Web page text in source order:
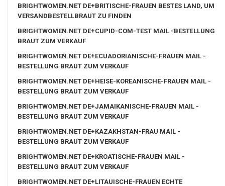
BRIGHTWOMEN.NET DE+BRITISCHE-FRAUEN BESTES LAND, UM
VERSANDBESTELLBRAUT ZU FINDEN
BRIGHTWOMEN.NET DE+CUPID-COM-TEST MAIL -BESTELLUNG
BRAUT ZUM VERKAUF
BRIGHTWOMEN.NET DE+ECUADORIANISCHE-FRAUEN MAIL -
BESTELLUNG BRAUT ZUM VERKAUF
BRIGHTWOMEN.NET DE+HEISE-KOREANISCHE-FRAUEN MAIL -
BESTELLUNG BRAUT ZUM VERKAUF
BRIGHTWOMEN.NET DE+JAMAIKANISCHE-FRAUEN MAIL -
BESTELLUNG BRAUT ZUM VERKAUF
BRIGHTWOMEN.NET DE+KAZAKHSTAN-FRAU MAIL -
BESTELLUNG BRAUT ZUM VERKAUF
BRIGHTWOMEN.NET DE+KROATISCHE-FRAUEN MAIL -
BESTELLUNG BRAUT ZUM VERKAUF
BRIGHTWOMEN.NET DE+LITAUISCHE-FRAUEN ECHTE